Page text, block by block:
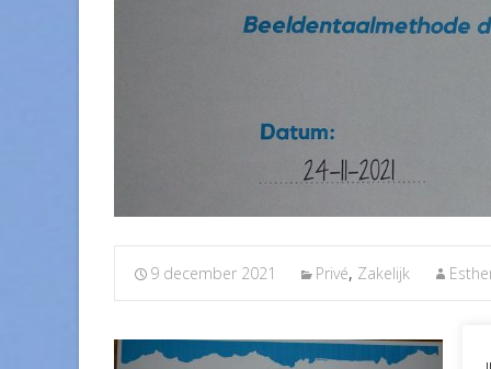
9 december 2021 Privé, Zakelijk